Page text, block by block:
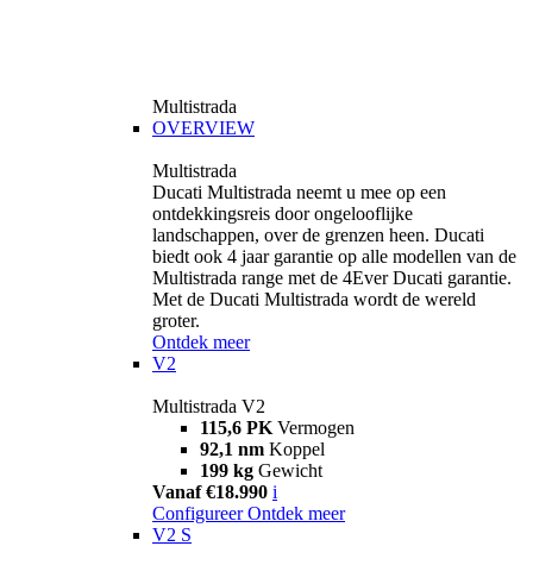
Multistrada
OVERVIEW
Multistrada
Ducati Multistrada neemt u mee op een
ontdekkingsreis door ongelooflijke
landschappen, over de grenzen heen. Ducati
biedt ook 4 jaar garantie op alle modellen van de
Multistrada range met de 4Ever Ducati garantie.
Met de Ducati Multistrada wordt de wereld
groter.
Ontdek meer
V2
Multistrada V2
115,6 PK Vermogen
92,1 nm Koppel
199 kg Gewicht
Vanaf €18.990 i
Configureer Ontdek meer
V2 S